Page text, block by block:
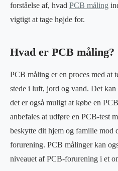
forståelse af, hvad PCB måling
vigtigt at tage højde for.
Hvad er PCB måling?
PCB måling er en proces med at
stede i luft, jord og vand. Det
det er også muligt at købe en
anbefales at udføre en PCB-test
beskytte dit hjem og familie mod
forurening. PCB målinger kan
niveauet af PCB-forurening i et